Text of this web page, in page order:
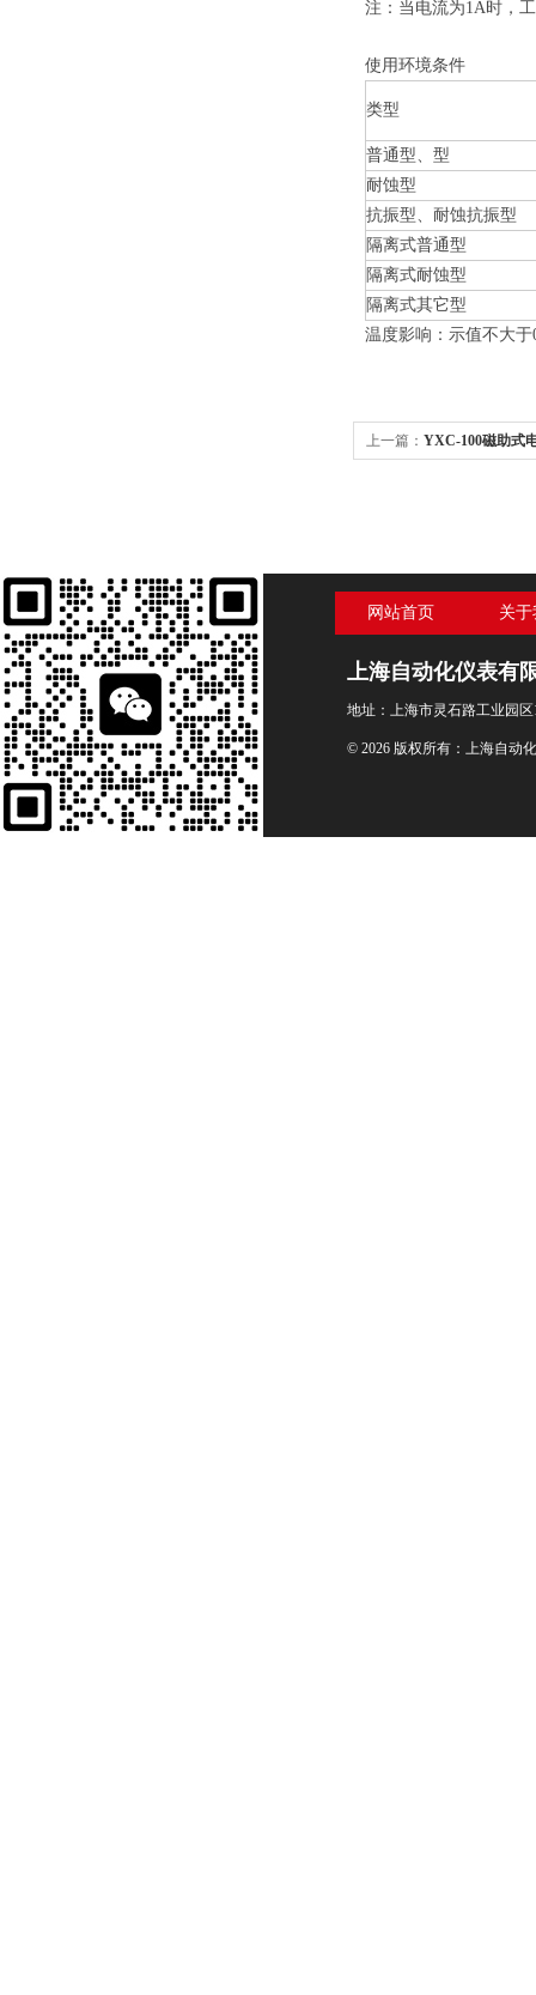
注：当电流为1A时，
使用环境条件
类型
普通型、型
耐蚀型
抗振型、耐蚀抗振型
隔离式普通型
隔离式耐蚀型
隔离式其它型
温度影响：示值不大于
上一篇： YXC-100磁助式
网站首页 关
上海自动化仪表有
地址：上海市灵石路工业园区
© 2026 版权所有：上海自动